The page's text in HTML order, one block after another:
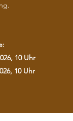
, 10 Uhr
, 10 Uhr